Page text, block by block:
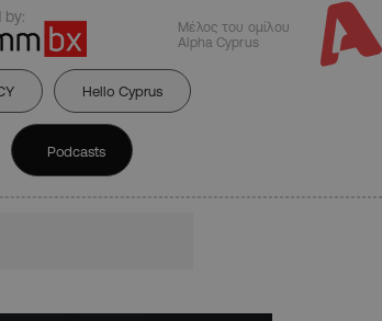
by:
Μέλος του ομίλου
Alpha Cyprus
Hello Cyprus
Podcasts